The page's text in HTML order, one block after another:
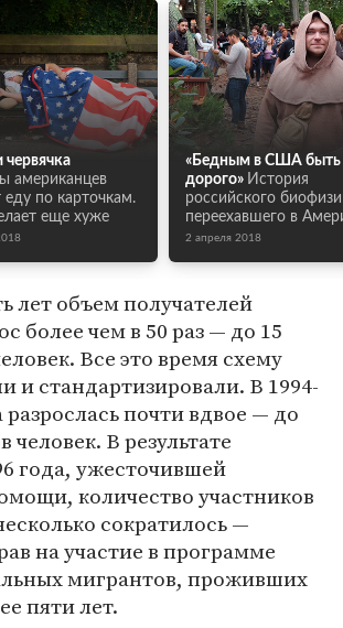
американцев
еду по карточкам.
еще хуже
«Бедным в США быть
дорого» История
российского
переехавшего в
2 апреля 2018
лет объем получателей
более чем в 50 раз — до 15
Все это время схему
и стандартизировали. В 1994-
почти вдвое — до
В результате
года, ужесточившей
количество участников
сократилось —
на участие в программе
мигрантов, проживших
пяти лет.